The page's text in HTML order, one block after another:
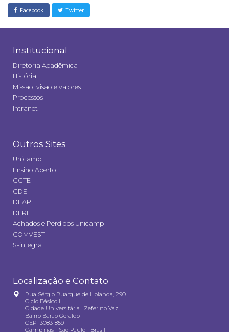
Facebook Twitter
Institucional
Diretoria Acadêmica
História
Missão, visão e valores
Processos
Intranet
Outros Sites
Unicamp
Ensino Aberto
GGTE
GDE
DEAPE
DERI
Achados e Perdidos Unicamp
COMVEST
S-integra
Localização e Contato
Rua Sérgio Buarque de Holanda, 290
Ciclo Básico II
Cidade Universitária "Zeferino Vaz"
Bairro Barão Geraldo
CEP 13083-859
Campinas - São Paulo - Brasil